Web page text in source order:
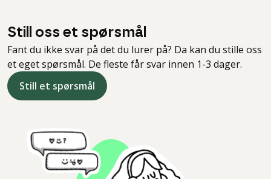
Still oss et spørsmål
Fant du ikke svar på det du lurer på? Da kan du stille oss
et eget spørsmål. De fleste får svar innen 1-3 dager.
Still et spørsmål